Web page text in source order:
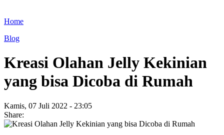
Home
Blog
Kreasi Olahan Jelly Kekinian
yang bisa Dicoba di Rumah
Kamis, 07 Juli 2022 - 23:05
Share: